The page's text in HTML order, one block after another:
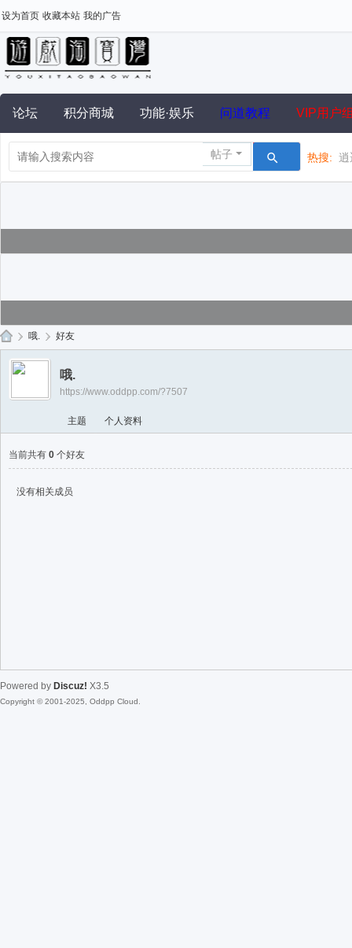
设为首页 收藏本站 我的广告
论坛 积分商城 功能·娱乐 问道教程 VIP用户
帖子 热搜: 逍
游
淘
湾
› 哦. › 好友
哦.
https://www.oddpp.com/?7507
主题 个人资料
当前共有 0 个好友
没有相关成员
Powered by Discuz! X3.5
Copyright © 2001-2025, Oddpp Cloud.